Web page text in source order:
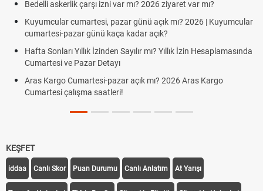
Bedelli askerlik çarşı izni var mı? 2026 ziyaret var mı?
Kuyumcular cumartesi, pazar günü açık mı? 2026 | Kuyumcular
cumartesi-pazar günü kaça kadar açık?
Hafta Sonları Yıllık İzinden Sayılır mı? Yıllık İzin Hesaplamasında
Cumartesi ve Pazar Detayı
Aras Kargo Cumartesi-pazar açık mı? 2026 Aras Kargo
Cumartesi çalışma saatleri!
KEŞFET
iddaa Canlı Skor Puan Durumu Canlı Anlatım At Yarışı